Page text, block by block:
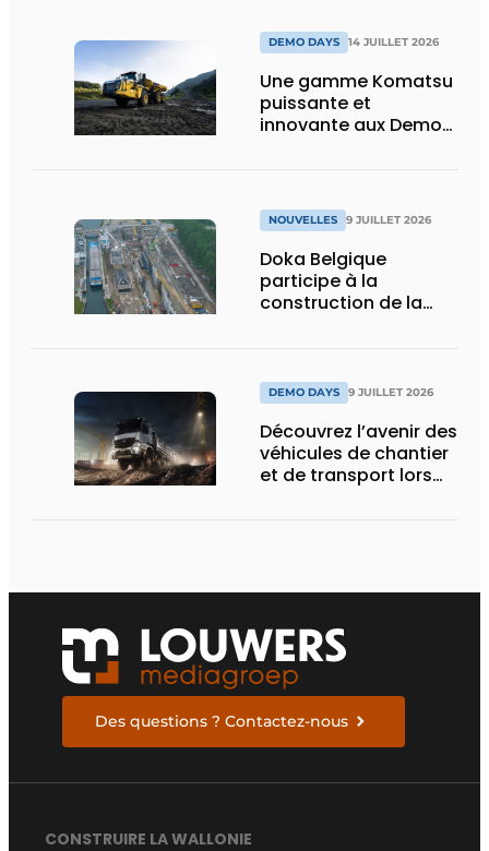
DEMO DAYS 14 JUILLET 2026
Une gamme Komatsu
puissante et
innovante aux Demo
NOUVELLES 9 JUILLET 2026
Doka Belgique
participe à la
construction de la
DEMO DAYS 9 JUILLET 2026
Découvrez l’avenir des
véhicules de chantier
et de transport lors
Des questions ? Contactez-nous
CONSTRUIRE LA WALLONIE